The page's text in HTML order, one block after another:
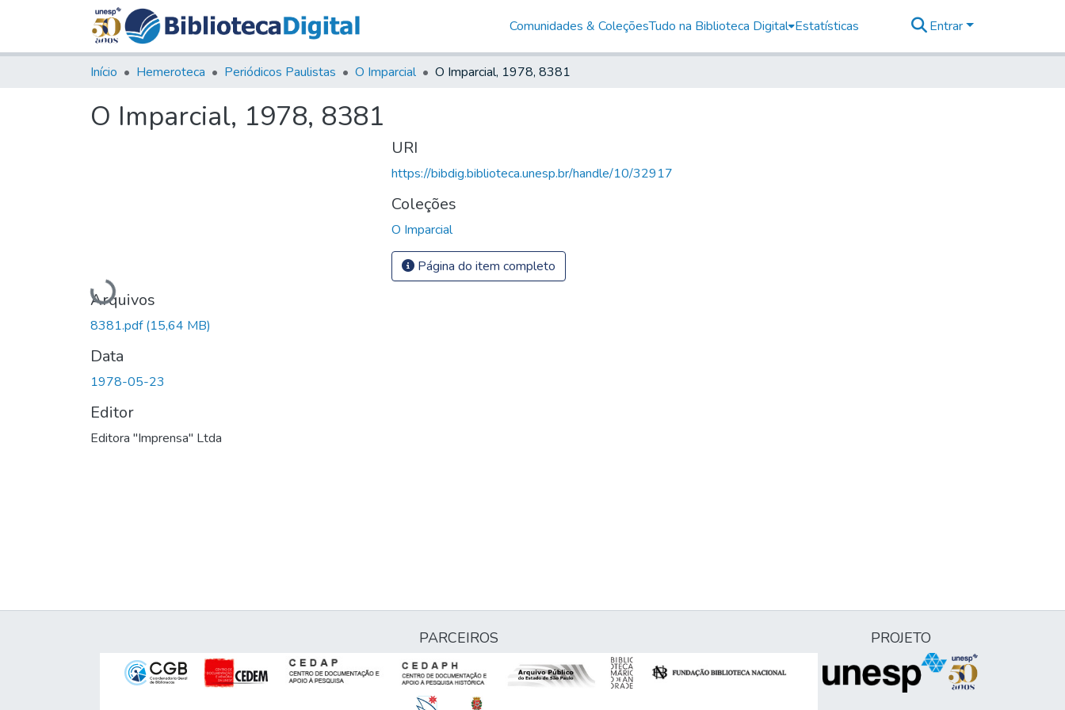
Comunidades & ColeçõesTudo na Biblioteca Digital Estatísticas Entrar
Início Hemeroteca Periódicos Paulistas O Imparcial O Imparcial, 1978, 8381
O Imparcial, 1978, 8381
Carregando...
Arquivos
8381.pdf(15,64 MB)
Data
1978-05-23
Editor
Editora "Imprensa" Ltda
URI
https://bibdig.biblioteca.unesp.br/handle/10/32917
Coleções
O Imparcial
Página do item completo
PARCEIROS PROJETO